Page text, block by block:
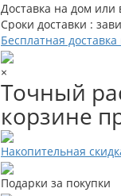
Доставка на дом
Сроки доставки :
Бесплатная
×
Точный
корзине
Накопительная
Подарки за покупки